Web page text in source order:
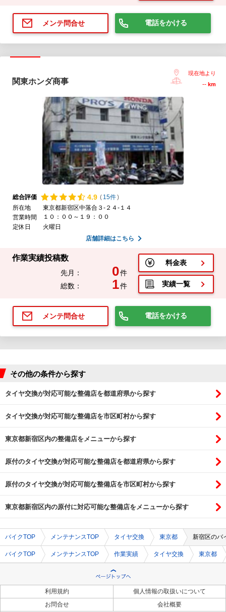
メンテ問合せ 電話をかける
関東ホンダ商事
現在地より
-- km
総合評価 4.9 ( 15件)
所在地
東京都新宿区中落合３-２４-１４
営業時間
１０：００～１９：００
定休日
火曜日
店舗詳細はこちら
作業実績投稿数
先月： 0件
総数：
1件
料金表
実績一覧
メンテ問合せ 電話をかける
その他の条件から探す
タイヤ交換が対応可能な整備店を都道府県から探す
タイヤ交換が対応可能な整備店を市区町村から探す
東京都新宿区内の整備店をメニューから探す
原付のタイヤ交換が対応可能な整備店を都道府県から探す
原付のタイヤ交換が対応可能な整備店を市区町村から探す
東京都新宿区内の原付に対応可能な整備店をメニューから探す
バイクTOP メンテナンスTOP タイヤ交換 東京都 新宿区のバ
バイクTOP メンテナンスTOP 作業実績 タイヤ交換 東京都
利用規約
個人情報の取扱いについて
お問合せ
会社概要